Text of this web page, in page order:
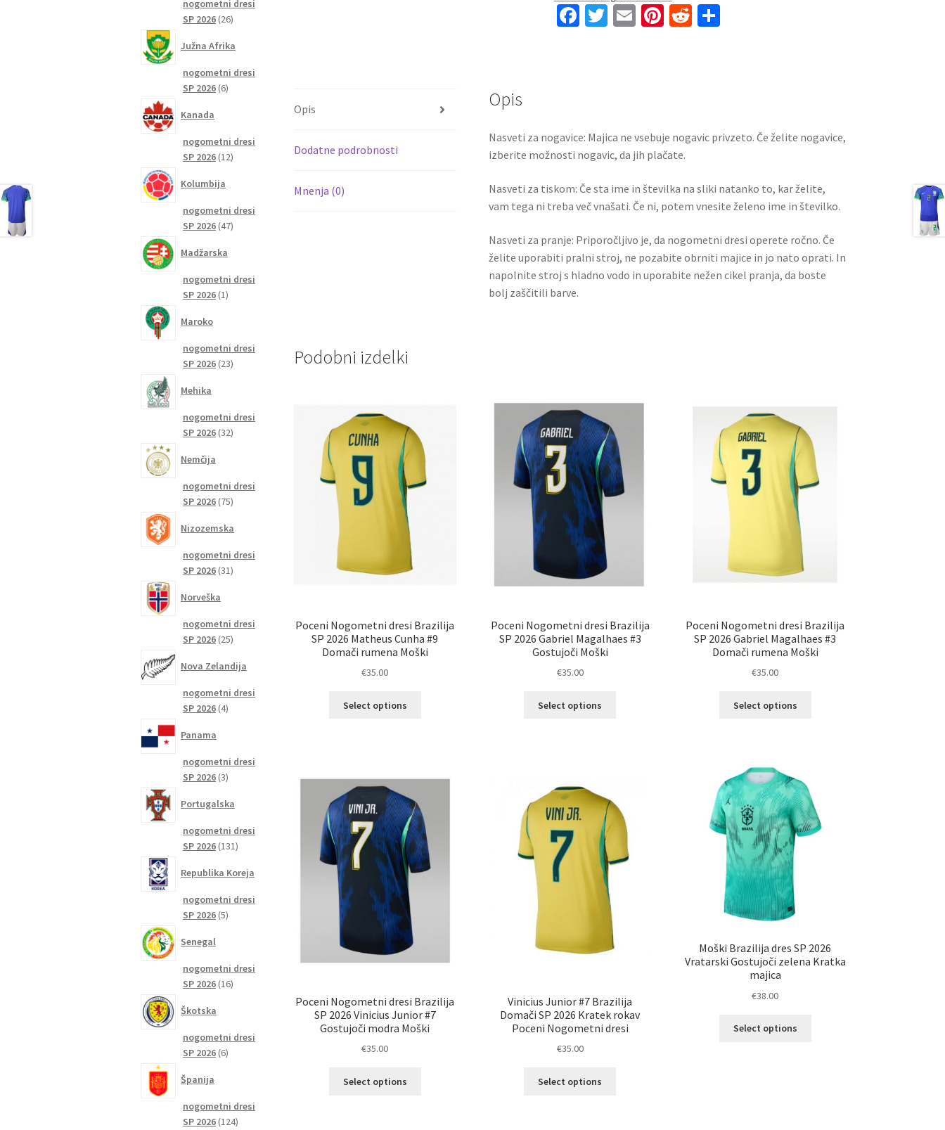
Fa
k
T E Pi R S
Opis
Dodatne podrobnosti
Mnenja (0)
Opis
Nasveti za nogavice: Majica ne vsebuje nogavic privzeto. Če želite nogavice,
izberite možnosti nogavic, da jih plačate.
Nasveti za tiskom: Če sta ime in številka na sliki natanko to, kar želite,
vam tega ni treba več vnašati. Če ni, potem vnesite želeno ime in številko.
Nasveti za pranje: Priporočljivo je, da nogometni dresi operete ročno. Če
želite uporabiti pralni stroj, ne pozabite obrniti majice in jo nato oprati. In
napolnite stroj s hladno vodo in uporabite nežen cikel pranja, da boste
bolj zaščitili barve.
Podobni izdelki
Poceni Nogometni dresi Brazilija
SP 2026 Matheus Cunha #9
Domači rumena Moški
€35.00
Select options
izberete
na
strani
izdelka
Poceni Nogometni dresi Brazilija
SP 2026 Gabriel Magalhaes #3
Gostujoči Moški
€35.00
Select options
izberete
na
strani
izdelka
Poceni Nogometni dresi Brazilija
SP 2026 Gabriel Magalhaes #3
Domači rumena Moški
€35.00
Select options
lahko
izberete
na
strani
Poceni Nogometni dresi Brazilija
SP 2026 Vinicius Junior #7
Gostujoči modra Moški
€35.00
Select options
Vinicius Junior #7 Brazilija
Domači SP 2026 Kratek rokav
Poceni Nogometni dresi
€35.00
Select options
Moški Brazilija dres SP 2026
Vratarski Gostujoči zelena Kratka
majica
€38.00
Select options
nogometni dresi
SP 2026 2626
Južna Afrika
nogometni dresi
SP 2026 66
Kanada
nogometni dresi
SP 2026 1212
Kolumbija
nogometni dresi
SP 2026 4747
Madžarska
nogometni dresi
SP 2026 11
Maroko
nogometni dresi
SP 2026 2323
Mehika
nogometni dresi
SP 2026 3232
Nemčija
nogometni dresi
SP 2026 7575
Nizozemska
nogometni dresi
SP 2026 3131
Norveška
nogometni dresi
SP 2026 2525
Nova Zelandija
nogometni dresi
SP 2026 44
Panama
nogometni dresi
SP 2026 33
Portugalska
nogometni dresi
SP 2026 131131
Republika Koreja
nogometni dresi
SP 2026 55
Senegal
nogometni dresi
SP 2026 1616
Škotska
nogometni dresi
SP 2026 66
Španija
nogometni dresi
SP 2026 124124